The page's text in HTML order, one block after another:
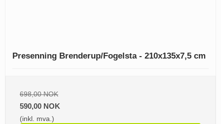
Presenning Brenderup/Fogelsta - 210x135x7,5 cm
698,00 NOK
590,00 NOK
(inkl. mva.)